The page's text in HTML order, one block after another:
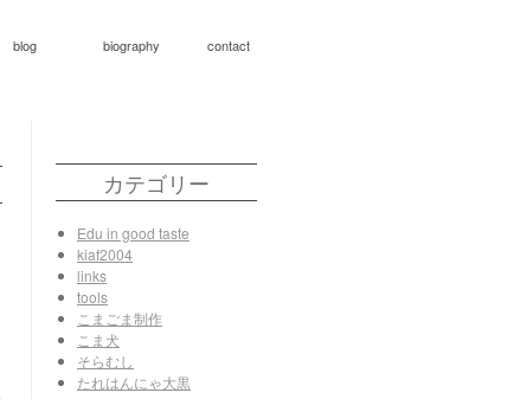
blog biography contact
カテゴリー
Edu in good taste
kiaf2004
links
tools
こまごま制作
こま犬
そらむし
たれはんにゃ大黒